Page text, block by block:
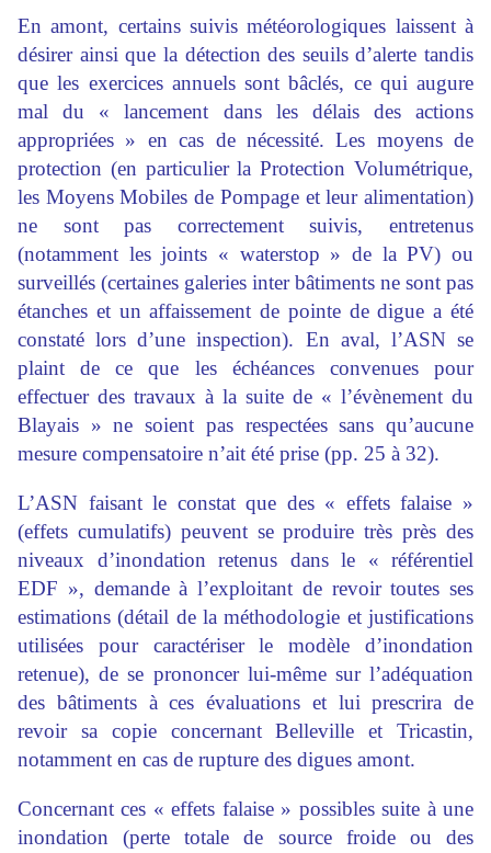
En amont, certains suivis météorologiques laissent à
désirer ainsi que la détection des seuils d’alerte tandis
que les exercices annuels sont bâclés, ce qui augure
mal du « lancement dans les délais des actions
appropriées » en cas de nécessité. Les moyens de
protection (en particulier la Protection Volumétrique,
les Moyens Mobiles de Pompage et leur alimentation)
ne sont pas correctement suivis, entretenus
(notamment les joints « waterstop » de la PV) ou
surveillés (certaines galeries inter bâtiments ne sont pas
étanches et un affaissement de pointe de digue a été
constaté lors d’une inspection). En aval, l’ASN se
plaint de ce que les échéances convenues pour
effectuer des travaux à la suite de « l’évènement du
Blayais » ne soient pas respectées sans qu’aucune
mesure compensatoire n’ait été prise (pp. 25 à 32).
L’ASN faisant le constat que des « effets falaise »
(effets cumulatifs) peuvent se produire très près des
niveaux d’inondation retenus dans le « référentiel
EDF », demande à l’exploitant de revoir toutes ses
estimations (détail de la méthodologie et justifications
utilisées pour caractériser le modèle d’inondation
retenue), de se prononcer lui-même sur l’adéquation
des bâtiments à ces évaluations et lui prescrira de
revoir sa copie concernant Belleville et Tricastin,
notamment en cas de rupture des digues amont.
Concernant ces « effets falaise » possibles suite à une
inondation (perte totale de source froide ou des